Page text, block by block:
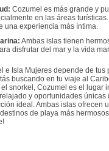
Cozumel es más grande y
en las áreas
una experiencia más íntima.
Ambas islas tienen
disfrutar del mar y la vida
e Isla Mujeres depende de tus
buscando en tu viaje al
snorkel, Cozumel es el lugar
y oportunidades únicas
ideal. Ambas islas ofrecen
de playa más